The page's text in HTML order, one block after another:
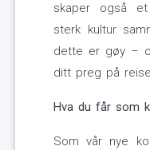
skaper også
sterk kultur
dette er gøy –
ditt preg på
Hva du får som
Som vår nye